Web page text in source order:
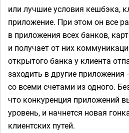
или лучшие условия кешбэка,
приложение. При этом он все
в приложения всех банков,
и получает от них
открытого банка у клиента
заходить в другие
со всеми счетами из одного.
что конкуренция приложений
уровень, и начнется новая
клиентских путей.